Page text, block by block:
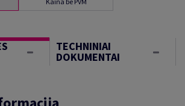
TECHNINIAI
DOKUMENTAI